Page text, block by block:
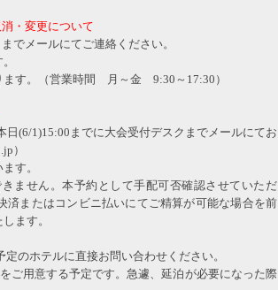
・変更について
でメールにてご連絡ください。
す。（営業時間 月～金 9:30～17:30）
日(6/1)15:00までに大会受付デスクまでメールにてお
）
す。
ません。本予約として手配可否確認させていただ
済またはコンビニ払いにてご精算が可能な場合を前
ます。
のホテルに直接お問い合わせください。
ご用意する予定です。急遽、延泊が必要になった際